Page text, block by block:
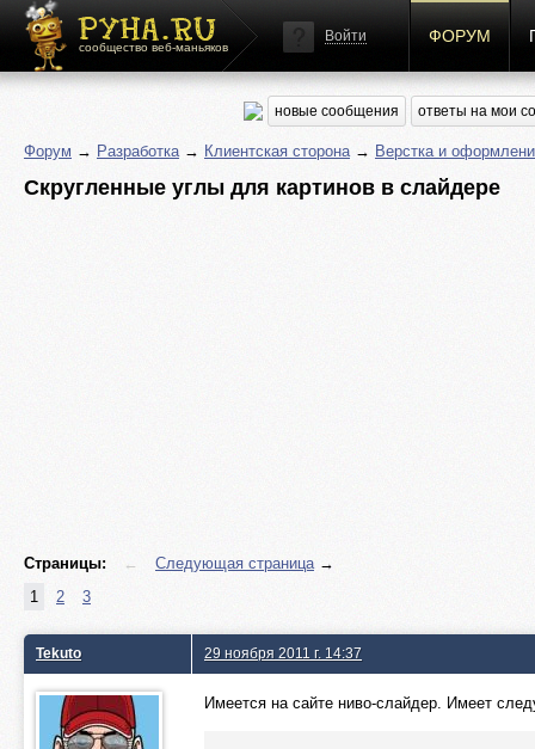
сообщество веб-маньяков
Войти ФОРУМ
новые сообщения ответы на мои
Форум → Разработка→ Клиентская сторона→ Верстка и
Скругленные углы для картинов в слайдере
Страницы: ← Следующая страница→
1
2 3
Tekuto 29 ноября 2011 г. 14:37
Имеется на сайте ниво-слайдер. Имеет